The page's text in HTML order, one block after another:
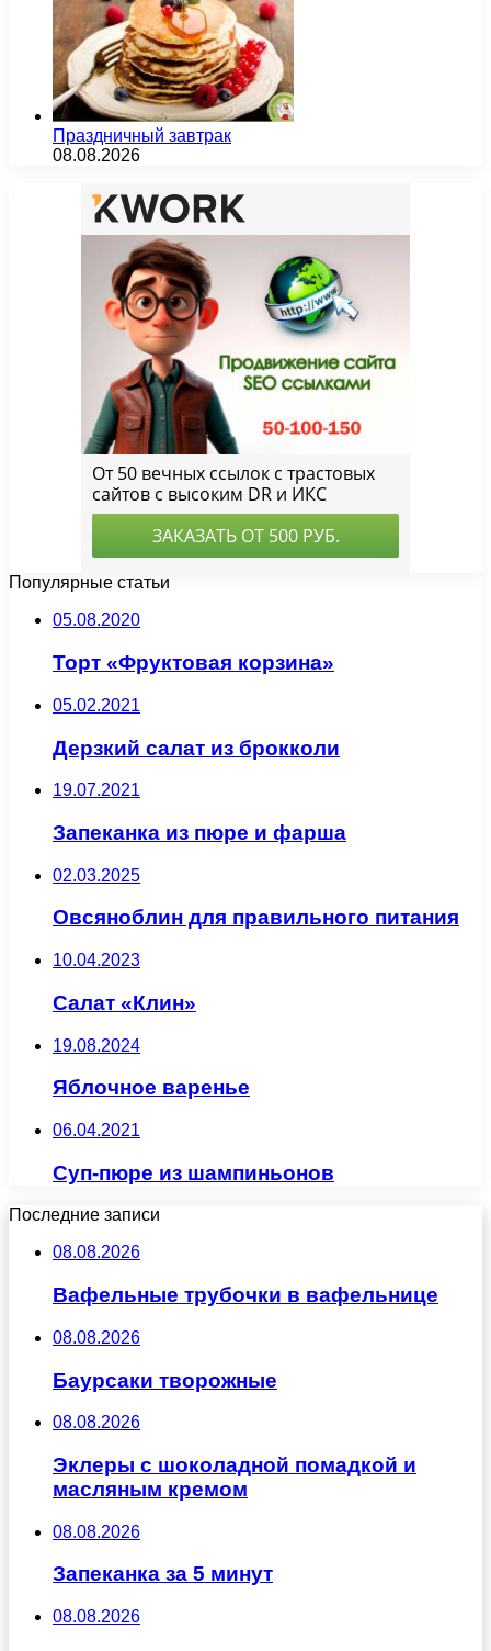
Праздничный завтрак
08.08.2026
Популярные статьи
05.08.2020
Торт «Фруктовая корзина»
05.02.2021
Дерзкий салат из брокколи
19.07.2021
Запеканка из пюре и фарша
02.03.2025
Овсяноблин для правильного питания
10.04.2023
Салат «Клин»
19.08.2024
Яблочное варенье
06.04.2021
Суп-пюре из шампиньонов
Последние записи
08.08.2026
Вафельные трубочки в вафельнице
08.08.2026
Баурсаки творожные
08.08.2026
Эклеры с шоколадной помадкой и
масляным кремом
08.08.2026
Запеканка за 5 минут
08.08.2026